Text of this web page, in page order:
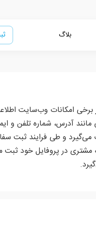
بلاگ
امکانات وب‌سایت
آدرس، شماره تلفن و
و طی فرایند ثبت
مشتری در پروفایل خود ثبت